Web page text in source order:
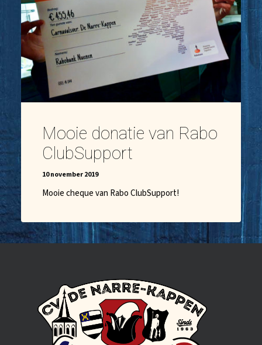
Mooie donatie van Rabo
ClubSupport
10 november 2019
Mooie cheque van Rabo ClubSupport!